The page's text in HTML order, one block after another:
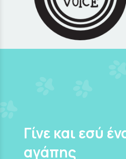
Γίνε και εσύ
αγάπης